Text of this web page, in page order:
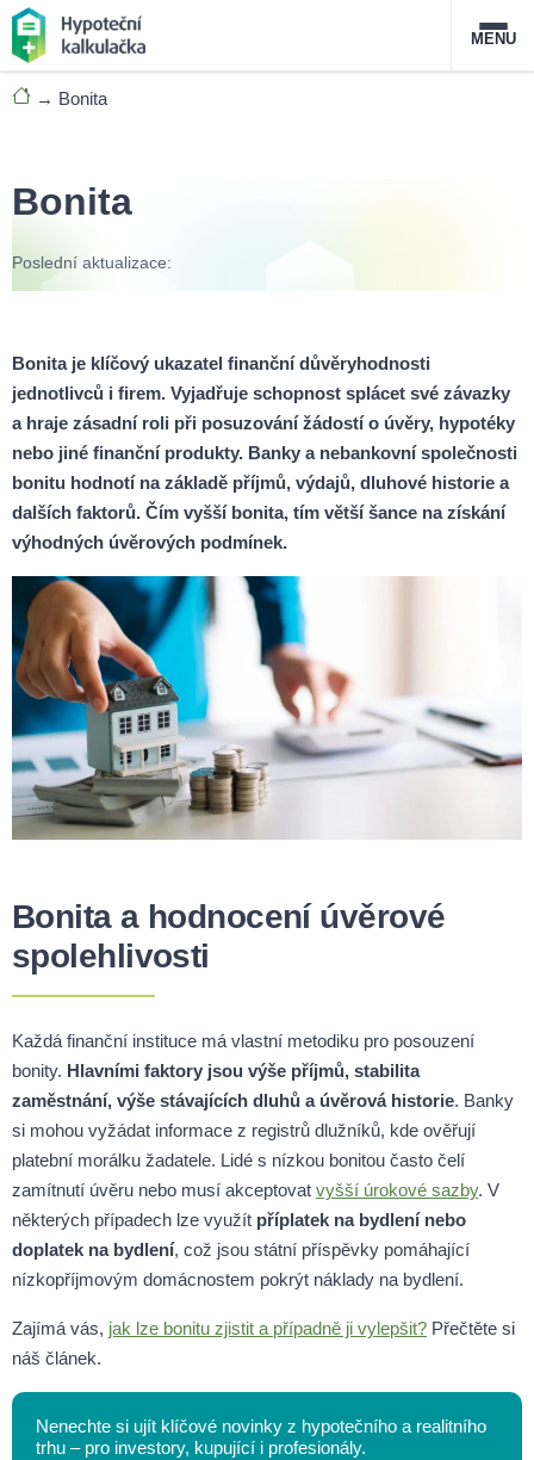
Nabídka hypoték
O službě
MENU
→ Bonita
Bonita
Poslední aktualizace:
Bonita je klíčový ukazatel finanční důvěryhodnosti
jednotlivců i firem. Vyjadřuje schopnost splácet své závazky
a hraje zásadní roli při posuzování žádostí o úvěry, hypotéky
nebo jiné finanční produkty. Banky a nebankovní společnosti
bonitu hodnotí na základě příjmů, výdajů, dluhové historie a
dalších faktorů. Čím vyšší bonita, tím větší šance na získání
výhodných úvěrových podmínek.
Bonita a hodnocení úvěrové
spolehlivosti
Každá finanční instituce má vlastní metodiku pro posouzení
bonity. Hlavními faktory jsou výše příjmů, stabilita
zaměstnání, výše stávajících dluhů a úvěrová historie. Banky
si mohou vyžádat informace z registrů dlužníků, kde ověřují
platební morálku žadatele. Lidé s nízkou bonitou často čelí
zamítnutí úvěru nebo musí akceptovat vyšší úrokové sazby. V
některých případech lze využít příplatek na bydlení nebo
doplatek na bydlení, což jsou státní příspěvky pomáhající
nízkopříjmovým domácnostem pokrýt náklady na bydlení.
Zajímá vás, jak lze bonitu zjistit a případně ji vylepšit? Přečtěte si
náš článek.
Nenechte si ujít klíčové novinky z hypotečního a realitního
trhu – pro investory, kupující i profesionály.